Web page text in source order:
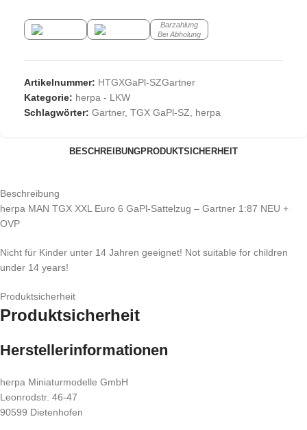
Barzahlung
Bei Abholung
Artikelnummer: HTGXGaPl-SZGartner
Kategorie: herpa - LKW
Schlagwörter: Gartner, TGX GaPl-SZ, herpa
BESCHREIBUNGPRODUKTSICHERHEIT
Beschreibung
herpa MAN TGX XXL Euro 6 GaPl-Sattelzug – Gartner 1:87 NEU +
OVP
Nicht für Kinder unter 14 Jahren geeignet! Not suitable for children
under 14 years!
Produktsicherheit
Produktsicherheit
Herstellerinformationen
herpa Miniaturmodelle GmbH
Leonrodstr. 46-47
90599 Dietenhofen